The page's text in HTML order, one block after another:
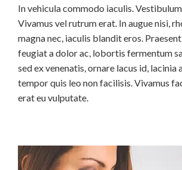
In vehicula commodo iaculis.
Vivamus vel rutrum erat. In augue nisi,
magna nec, iaculis blandit eros.
feugiat a dolor ac, lobortis fermentum
sed ex venenatis, ornare lacus id, lacinia
tempor quis leo non facilisis. Vivamus
erat eu vulputate.